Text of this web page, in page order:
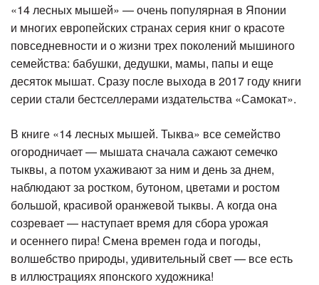
«14 лесных мышей» — очень популярная в Японии
и многих европейских странах серия книг о красоте
повседневности и о жизни трех поколений мышиного
семейства: бабушки, дедушки, мамы, папы и еще
десяток мышат. Сразу после выхода в 2017 году книги
серии стали бестселлерами издательства «Самокат».
В книге «14 лесных мышей. Тыква» все семейство
огородничает — мышата сначала сажают семечко
тыквы, а потом ухаживают за ним и день за днем,
наблюдают за ростком, бутоном, цветами и ростом
большой, красивой оранжевой тыквы. А когда она
созревает — наступает время для сбора урожая
и осеннего пира! Смена времен года и погоды,
волшебство природы, удивительный свет — все есть
в иллюстрациях японского художника!